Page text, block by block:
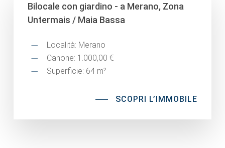
Bilocale con giardino - a Merano, Zona
Untermais / Maia Bassa
Località: Merano
Canone: 1.000,00 €
Superficie: 64 m²
SCOPRI L’IMMOBILE